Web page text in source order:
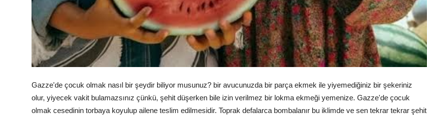
Gazze'de çocuk olmak nasıl bir şeydir biliyor musunuz? bir avucunuzda bir parça ekmek ile yiyemediğiniz bir şekeriniz
olur, yiyecek vakit bulamazsınız çünkü, şehit düşerken bile izin verilmez bir lokma ekmeği yemenize. Gazze'de çocuk
olmak cesedinin torbaya koyulup ailene teslim edilmesidir. Toprak defalarca bombalanır bu iklimde ve sen tekrar tekrar şehit